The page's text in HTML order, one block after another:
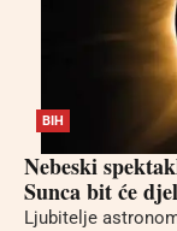
BIH
Nebeski
Sunca bit će
Ljubitelje